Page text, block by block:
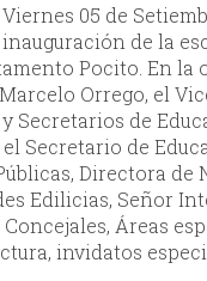
05 de
de la
Pocito. En la
Orrego, el
Secretarios de
el Secretario de
Directora
Edilicias, Señor
Concejales, Áreas
invidatos